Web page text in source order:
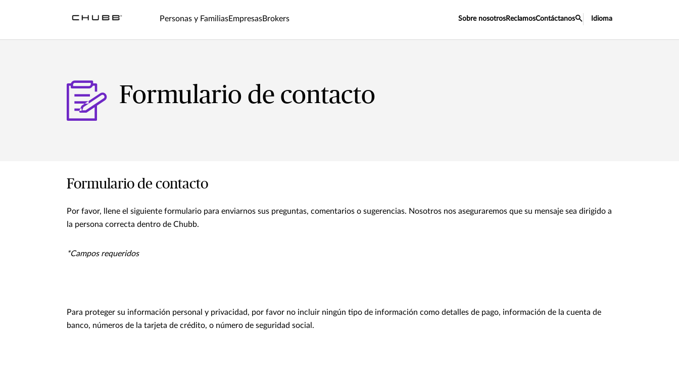
Personas y FamiliasEmpresasBrokers Sobre nosotros ReclamosContáctanos Idioma
Formulario de contacto
Formulario de contacto
Por favor, llene el siguiente formulario para enviarnos sus preguntas, comentarios o sugerencias. Nosotros nos aseguraremos que su mensaje sea dirigido a
la persona correcta dentro de Chubb.
*Campos requeridos
Para proteger su información personal y privacidad, por favor no incluir ningún tipo de información como detalles de pago, información de la cuenta de
banco, números de la tarjeta de crédito, o número de seguridad social.